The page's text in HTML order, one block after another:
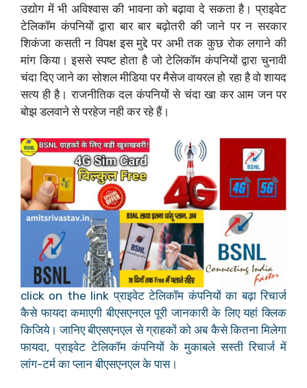
उद्योग में भी अविश्वास की भावना को बढ़ावा दे सकता है। प्राइवेट
टेलिकॉम कंपनियों द्वारा बार बार बढ़ोतरी की जाने पर न सरकार
शिकंजा कसती न विपक्ष इस मुद्दे पर अभी तक कुछ रोक लगाने की
मांग किया। इससे स्पष्ट होता है जो टेलिकॉम कंपनियों द्वारा चुनावी
चंदा दिए जाने का सोशल मीडिया पर मैसेज वायरल हो रहा है वो शायद
सत्य ही है। राजनीतिक दल कंपनियों से चंदा खा कर आम जन पर
बोझ डलवाने से परहेज नही कर रहे हैं।
click on the link प्राइवेट टेलिकॉम कंपनियों का बढ़ा रिचार्ज
कैसे फायदा कमाएगी बीएसएनएल पूरी जानकारी के लिए यहां क्लिक
किजिये। जानिए बीएसएनएल से ग्राहकों को अब कैसे कितना मिलेगा
फायदा, प्राइवेट टेलिकॉम कंपनियों के मुकाबले सस्ती रिचार्ज में
लांग-टर्म का प्लान बीएसएनएल के पास।